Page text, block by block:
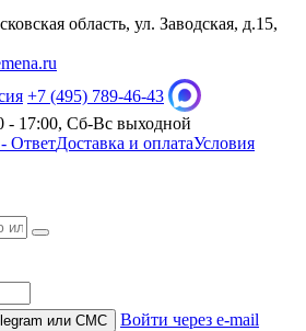
область, ул. Заводская, д.15,
+7 (495) 789-46-43
- 17:00, Сб-Вс выходной
ОтветДоставка и оплатаУсловия
или СМС
Войти через e-mail